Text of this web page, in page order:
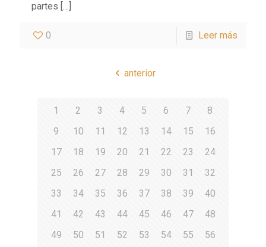
partes […]
0 Leer más
anterior
1 2 3 4 5 6 7
8
9
10 11 12 13 14 15
16
17
18 19 20 21 22 23
24
25
26 27 28 29 30 31
32
33
34 35 36 37 38 39
40
41
42 43 44 45 46 47
48
49
50 51 52 53 54 55
56